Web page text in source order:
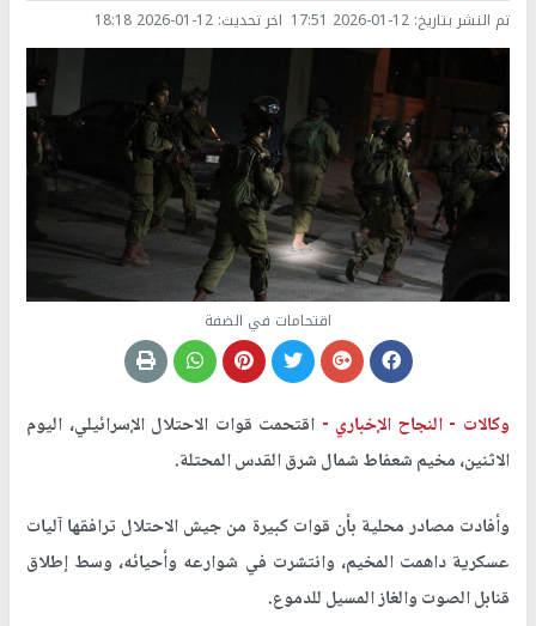
تم النشر بتاريخ: 2026-01-12 17:51 اخر تحديث: 2026-01-12 18:18
اقتحامات في الضفة
وكالات -النجاح الإخباري - اقتحمت قوات الاحتلال الإسرائيلي، اليوم
الاثنين، مخيم شعفاط شمال شرق القدس المحتلة.
وأفادت مصادر محلية بأن قوات كبيرة من جيش الاحتلال ترافقها آليات
عسكرية داهمت المخيم، وانتشرت في شوارعه وأحيائه، وسط إطلاق
قنابل الصوت والغاز المسيل للدموع.